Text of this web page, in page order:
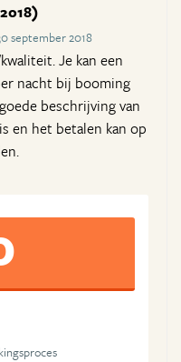
september 2018
Je kan een
nacht bij booming
beschrijving van
en het betalen kan op